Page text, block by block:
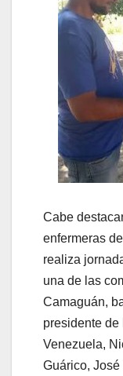
Cabe
enfermeras
realiza
una de las
Camaguán,
presidente
Venezuela,
Guárico,